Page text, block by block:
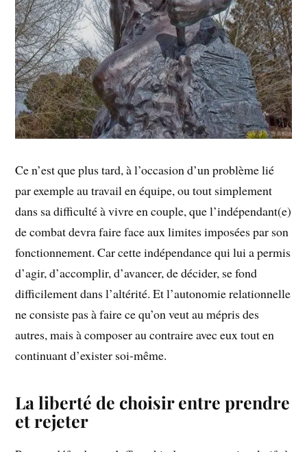
Ce n’est que plus tard, à l’occasion d’un problème lié
par exemple au travail en équipe, ou tout simplement
dans sa difficulté à vivre en couple, que l’indépendant(e)
de combat devra faire face aux limites imposées par son
fonctionnement. Car cette indépendance qui lui a permis
d’agir, d’accomplir, d’avancer, de décider, se fond
difficilement dans l’altérité. Et l’autonomie relationnelle
ne consiste pas à faire ce qu’on veut au mépris des
autres, mais à composer au contraire avec eux tout en
continuant d’exister soi-même.
La liberté de choisir entre prendre
et rejeter